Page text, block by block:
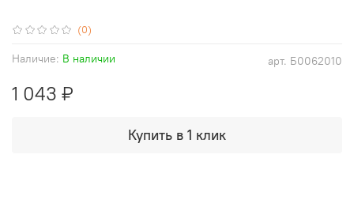
(0)
арт. Б0062010
Наличие: В наличии
1 043 ₽
Купить в 1 клик